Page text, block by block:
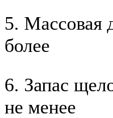
5. Массовая
более
6. Запас
не менее